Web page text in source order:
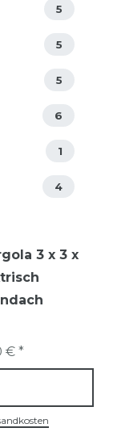
5
5
5
6
1
4
3 x 3 x
€ *